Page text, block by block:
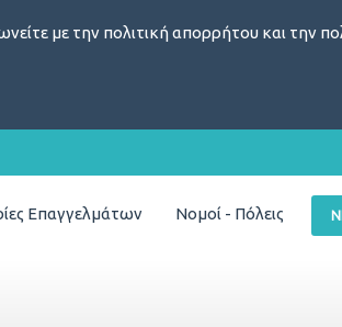
με την πολιτική απορρήτου και την
Επαγγελμάτων Νομοί - Πόλεις